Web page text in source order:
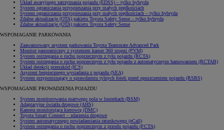
Układ awaryjnego zatrzymania pojazdu (EDSS) – tylko hybryda
System ograniczania przyspieszania przy małych prędkościach
System ograniczania przyspieszania przy małych prędkościach – tylko hybryda
Zdalne aktualizacje (OTA) pakietu Toyota Safety Sense – tylko hybryda
Zdalne aktualizacje (OTA) pakietu Toyota Safety Sense
WSPOMAGANIE PARKOWANIA
Zaawansowany asystent parkowania Toyota Teammate Advanced Park
Monitor panoramiczny z systemem kamer 360 stopni (PVM)
System ostrzegania o ruchu poprzecznym z tyłu pojazdu (RCTA)
System ostrzegania o ruchu poprzecznym z tyłu pojazdu z automatycznym hamowaniem (RCTAB)
Układ detekcji przeszkód (ICS)
Asystent bezpiecznego wysiadania z pojazdu (SEA)
System przypominający o sprawdzeniu tylnych foteli przed opuszczeniem pojazdu (RSRS)
WSPOMAGANIE PROWADZENIA POJAZDU
System monitorowania martwego pola w lusterkach (BSM)
Adaptacyjne światła drogowe (AHS)
Kamera monitorująca kierowcę (DMC)
Toyota Smart Connect – zdarzenia drogowe
System automatycznego powiadamiania ratunkowego (eCall)
System ostrzegania o ruchu poprzecznym z przodu pojazdu (FCTA)